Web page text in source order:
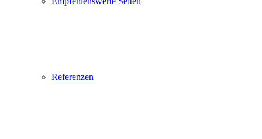
Referenzen